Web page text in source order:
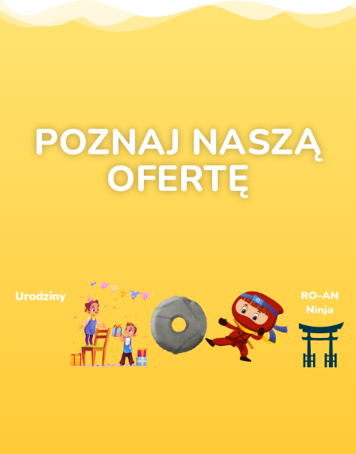
POZNAJ NASZĄ
OFERTĘ
Wypraw niezapomniane
urodziny dla swojego dziecka
korzystając z jednego z
naszych trzech pakietów.
wyzwaniami na torze dla
prawdziwych wojowników
ninja – sprawdź swoją siłę,
zwinność i determinację
podczas niezapomnianej
przygody.